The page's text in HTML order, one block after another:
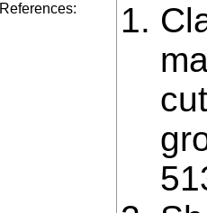
References: